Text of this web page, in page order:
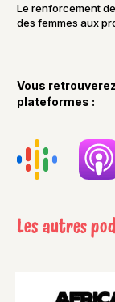
Le renforcement
des femmes aux
Vous
plateformes :
Les autres